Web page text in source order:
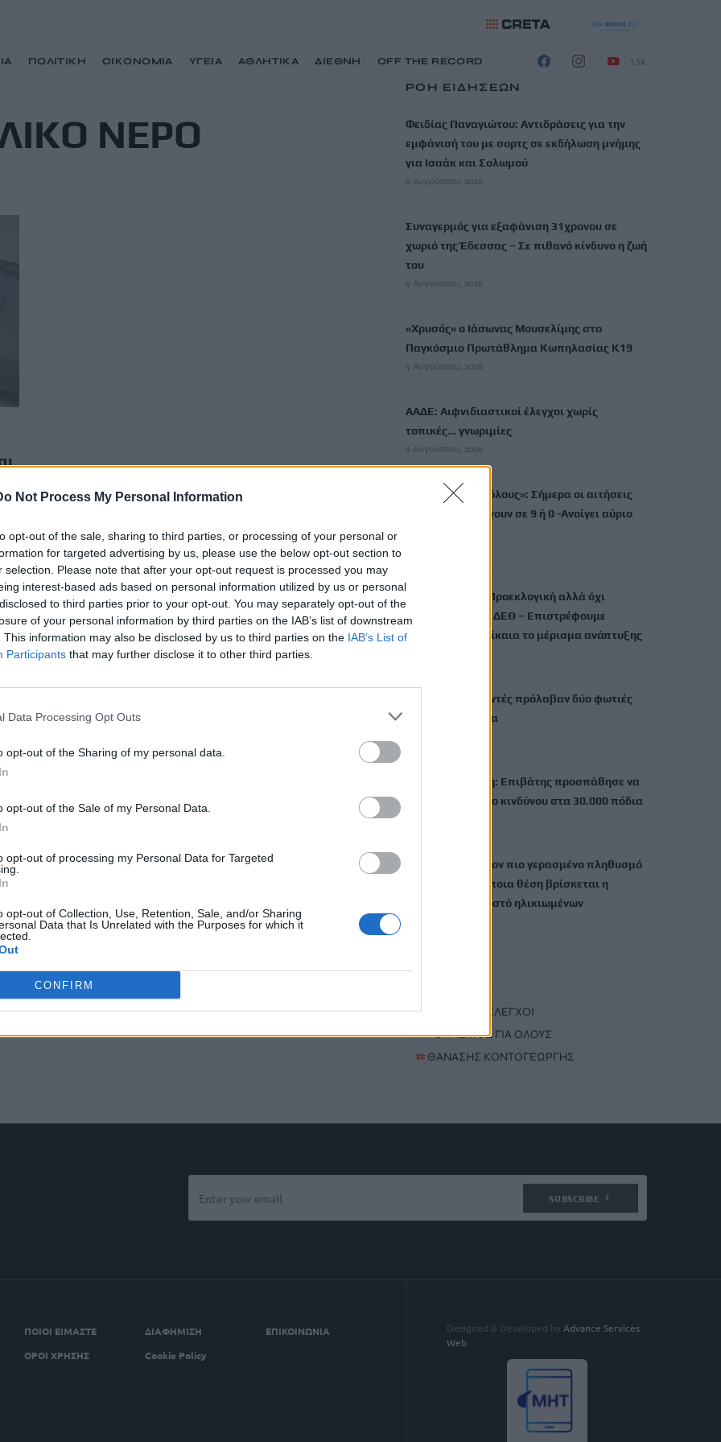
Not Process My Personal Information
opt-out of the sale, sharing to third parties, or processing of your personal or
for targeted advertising by us, please use the below opt-out section to
selection. Please note that after your opt-out request is processed you may
interest-based ads based on personal information utilized by us or personal
to third parties prior to your opt-out. You may separately opt-out of the
of your personal information by third parties on the IAB’s list of downstream
This information may also be disclosed by us to third parties on the IAB’s List of
Participants that may further disclose it to other third parties.
Data Processing Opt Outs
opt-out of the Sharing of my personal data.
opt-out of the Sale of my Personal Data.
opt-out of processing my Personal Data for Targeted
opt-out of Collection, Use, Retention, Sale, and/or Sharing
Data that Is Unrelated with the Purposes for which it
CONFIRM
ΠΟΛΙΤΙΚΗ ΟΙΚΟΝΟΜΙΑ ΥΓΕΙΑ ΑΘΛΗΤΙΚΑ ΔΙΕΘΝΗ OFF THE RECORD 13K
ΝΕΡΟ
ΡΟΗ ΕΙΔΗΣΕΩΝ
Φειδίας Παναγιώτου: Αντιδράσεις για την
εμφάνισή του με σορτς σε εκδήλωση μνήμης
για Ισαάκ και Σολωμού
9 Αυγούστου, 2026
Συναγερμός για εξαφάνιση 31χρονου σε
χωριό της Έδεσσας – Σε πιθανό κίνδυνο η ζωή
του
9 Αυγούστου, 2026
«Χρυσός» ο Ιάσωνας Μουσελίμης στο
Παγκόσμιο Πρωτάθλημα Κωπηλασίας Κ19
9 Αυγούστου, 2026
ΑΑΔΕ: Αιφνιδιαστικοί έλεγχοι χωρίς
τοπικές… γνωριμίες
9 Αυγούστου, 2026
«Τουρισμός για όλους»: Σήμερα οι αιτήσεις
για ΑΦΜ που λήγουν σε 9 ή 0 -Ανοίγει αύριο
Κοντογεώργης: Προεκλογική αλλά όχι
παροχολογική η ΔΕΘ – Επιστρέφουμε
αναλογικά και δίκαια το μέρισμα ανάπτυξης
Ρέθυμνο: Εθελοντές πρόλαβαν δύο φωτιές
μέσα σε λίγη ώρα
Τρόμος σε πτήση: Επιβάτης προσπάθησε να
ανοίξει την έξοδο κινδύνου στα 30.000 πόδια
Οι 25 χώρες με τον πιο γερασμένο πληθυσμό
στον κόσμο -Σε ποια θέση βρίσκεται η
Ελλάδα σε ποσοστό ηλικιωμένων
#
ΕΛΕΓΧΟΙ
#ΤΟΥΡΙΣΜΟΣ ΓΙΑ ΟΛΟΥΣ
# ΘΑΝΑΣΗΣ ΚΟΝΤΟΓΕΩΡΓΗΣ
SUBSCRIBE
ΠΟΙΟΙ ΕΙΜΑΣΤΕ ΔΙΑΦΗΜΙΣΗ
ΕΠΙΚΟΙΝΩΝΙΑ
ΟΡΟΙ ΧΡΗΣΗΣ
Cookie Policy
Designed & Developed by Advance Services
Web